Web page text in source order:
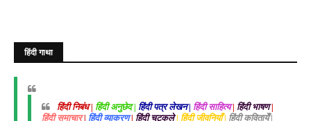
हिंदी गाथा
हिंदी निबंध | हिंदी अनुछेद | हिंदी पत्र लेखन | हिंदी साहित्य| हिंदी भाषण|
हिंदी समाचार| हिंदी व्याकरण| हिंदी चुट्कुले| हिंदी जीवनियाँ | हिंदी कवितायेँ |